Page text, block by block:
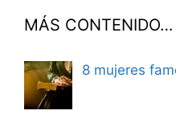
MÁS CONTENIDO…
8 mujeres